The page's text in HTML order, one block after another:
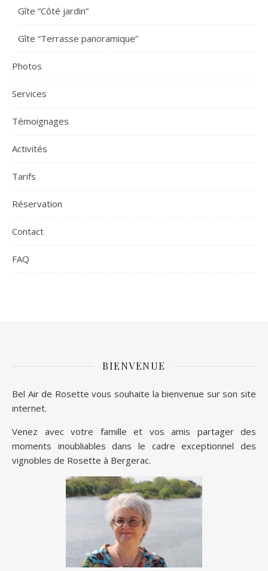
Gîte “Côté jardin”
Gîte “Terrasse panoramique”
Photos
Services
Témoignages
Activités
Tarifs
Réservation
Contact
FAQ
BIENVENUE
Bel Air de Rosette vous souhaite la bienvenue sur son site
internet.
Venez avec votre famille et vos amis partager des
moments inoubliables dans le cadre exceptionnel des
vignobles de Rosette à Bergerac.